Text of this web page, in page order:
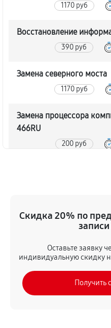
1170 руб
Восстановление
390 руб
Замена северного моста
1170 руб
Замена процессора
466RU
200 руб
Замена кулера
290 руб
Скидка 20% по
Оставьте заявку
индивидуальную скидку
Получить